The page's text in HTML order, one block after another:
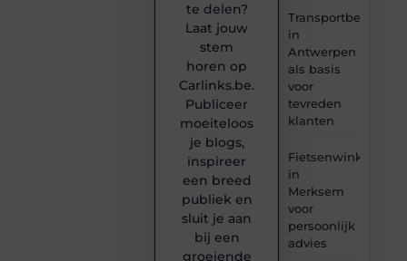
Transportbedrijf
in
Antwerpen
als basis
voor
tevreden
klanten
Fietsenwinkel
in
Merksem
voor
persoonlijk
advies
te delen?
Laat jouw
stem
horen op
Carlinks.be.
Publiceer
moeiteloos
je blogs,
inspireer
een breed
publiek en
sluit je aan
bij een
groeiende